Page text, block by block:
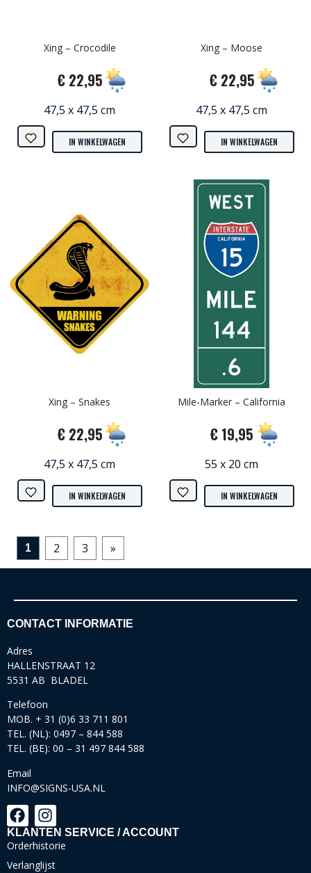
Xing – Crocodile
€ 22,95
47,5 x 47,5 cm
IN WINKELWAGEN
Xing – Moose
€ 22,95
47,5 x 47,5 cm
IN WINKELWAGEN
Xing – Snakes
€ 22,95
47,5 x 47,5 cm
IN WINKELWAGEN
Mile-Marker – California
€ 19,95
55 x 20 cm
IN WINKELWAGEN
1 2 3 »
CONTACT INFORMATIE
Adres
HALLENSTRAAT 12
5531 AB BLADEL
Telefoon
MOB. + 31 (0)6 33 711 801
TEL. (NL): 0497 – 844 588
TEL. (BE): 00 – 31 497 844 588
Email
INFO@SIGNS-USA.NL
KLANTEN SERVICE / ACCOUNT
Orderhistorie
Verlanglijst